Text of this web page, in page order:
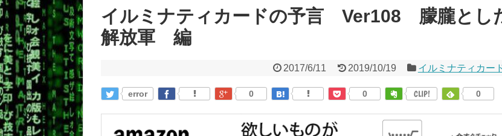
イルミナティカードの予言 Ver108 朦朧とし
解放軍 編
2017/6/11 2019/10/19 イルミナティカー
error 0 0 CLIP! 0